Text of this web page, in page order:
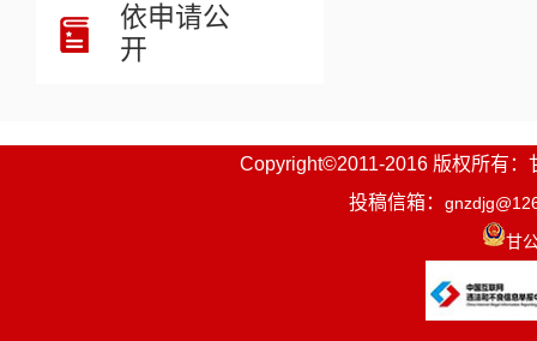
依申请公
开
Copyright©2011-2016 版权所有：
投稿信箱：
甘